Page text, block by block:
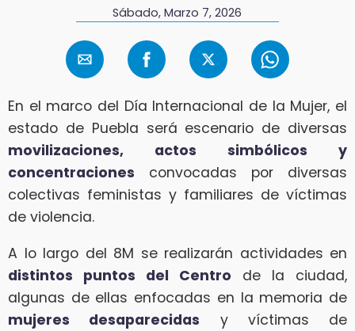
Sábado, Marzo 7, 2026
En el marco del Día Internacional de la Mujer, el
estado de Puebla será escenario de diversas
movilizaciones, actos simbólicos y
concentraciones convocadas por diversas
colectivas feministas y familiares de víctimas
de violencia.
A lo largo del 8M se realizarán actividades en
distintos puntos del Centro de la ciudad,
algunas de ellas enfocadas en la memoria de
mujeres desaparecidas y víctimas de